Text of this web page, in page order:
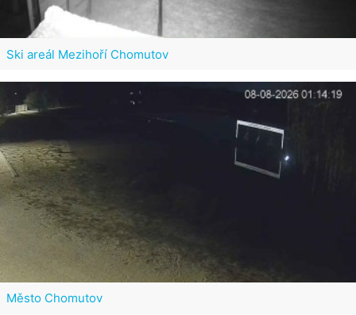
Ski areál Mezihoří Chomutov
Město Chomutov